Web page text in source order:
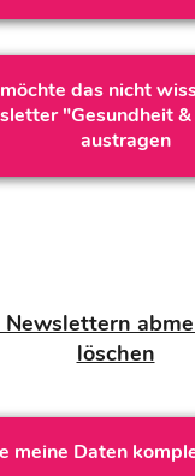
das nicht
"Gesundheit
austragen
Newslettern
löschen
meine Daten